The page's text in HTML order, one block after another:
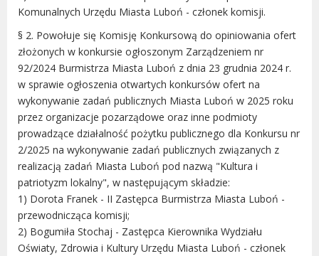
Komunalnych Urzędu Miasta Luboń - członek komisji.
§ 2. Powołuje się Komisję Konkursową do opiniowania ofert
złożonych w konkursie ogłoszonym Zarządzeniem nr
92/2024 Burmistrza Miasta Luboń z dnia 23 grudnia 2024 r.
w sprawie ogłoszenia otwartych konkursów ofert na
wykonywanie zadań publicznych Miasta Luboń w 2025 roku
przez organizacje pozarządowe oraz inne podmioty
prowadzące działalność pożytku publicznego dla Konkursu nr
2/2025 na wykonywanie zadań publicznych związanych z
realizacją zadań Miasta Luboń pod nazwą "Kultura i
patriotyzm lokalny", w następującym składzie:
1) Dorota Franek - II Zastępca Burmistrza Miasta Luboń -
przewodnicząca komisji;
2) Bogumiła Stochaj - Zastępca Kierownika Wydziału
Oświaty, Zdrowia i Kultury Urzędu Miasta Luboń - członek